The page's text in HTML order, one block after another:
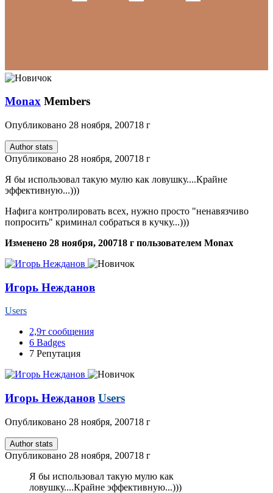
Monax Members
Опубликовано 28 ноября, 200718 г
Author stats
Опубликовано 28 ноября, 200718 г
Я бы использовал такую мулю как ловушку....Крайне
эффективную...)))
Нафига контролировать всех, нужно просто "ненавязчиво
попросить" криминал собраться в кучку...)))
Изменено 28 ноября, 200718 г пользователем Monax
Игорь Нежданов
Users
2,9т сообщения
6 Badges
7 Репутация
Игорь Нежданов Users
Опубликовано 28 ноября, 200718 г
Author stats
Опубликовано 28 ноября, 200718 г
Я бы использовал такую мулю как
ловушку....Крайне эффективную...)))